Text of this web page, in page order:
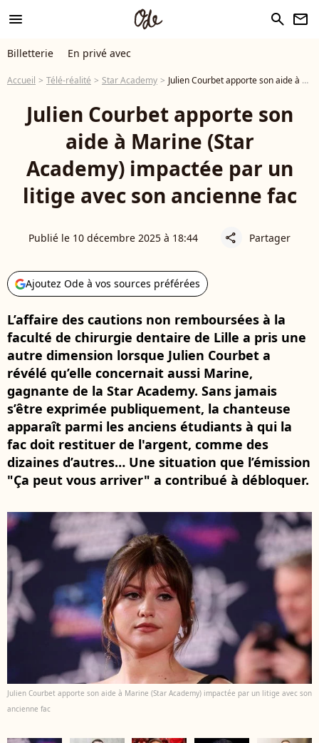
menu search newsletter
Billetterie En privé avec
Accueil Télé-réalité Star Academy Julien Courbet apporte son aide à Marine (Star Academy) impactée par un litige avec son ancienne fac
Julien Courbet apporte son
aide à Marine (Star
Academy) impactée par un
litige avec son ancienne fac
Publié le 10 décembre 2025 à 18:44 share Partager
Ajoutez Ode à vos sources préférées
L’affaire des cautions non remboursées à la
faculté de chirurgie dentaire de Lille a pris une
autre dimension lorsque Julien Courbet a
révélé qu’elle concernait aussi Marine,
gagnante de la Star Academy. Sans jamais
s’être exprimée publiquement, la chanteuse
apparaît parmi les anciens étudiants à qui la
fac doit restituer de l'argent, comme des
dizaines d’autres… Une situation que l’émission
"Ça peut vous arriver" a contribué à débloquer.
Julien Courbet apporte son aide à Marine (Star Academy) impactée par un litige avec son
ancienne fac